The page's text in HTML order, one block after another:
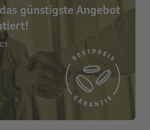
günstigste Angebot